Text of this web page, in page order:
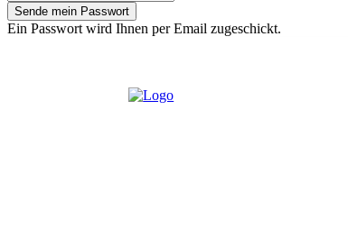
Ein Passwort wird Ihnen per Email zugeschickt.